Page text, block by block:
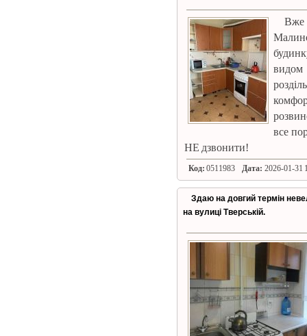
все
НЕ дзвонити!
Код: 0511983 Дата: 2026-01-31
Здаю на довгий термін
на вулиці Тверській.